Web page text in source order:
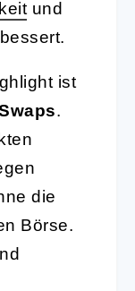
und
ist
.
die
Börse.